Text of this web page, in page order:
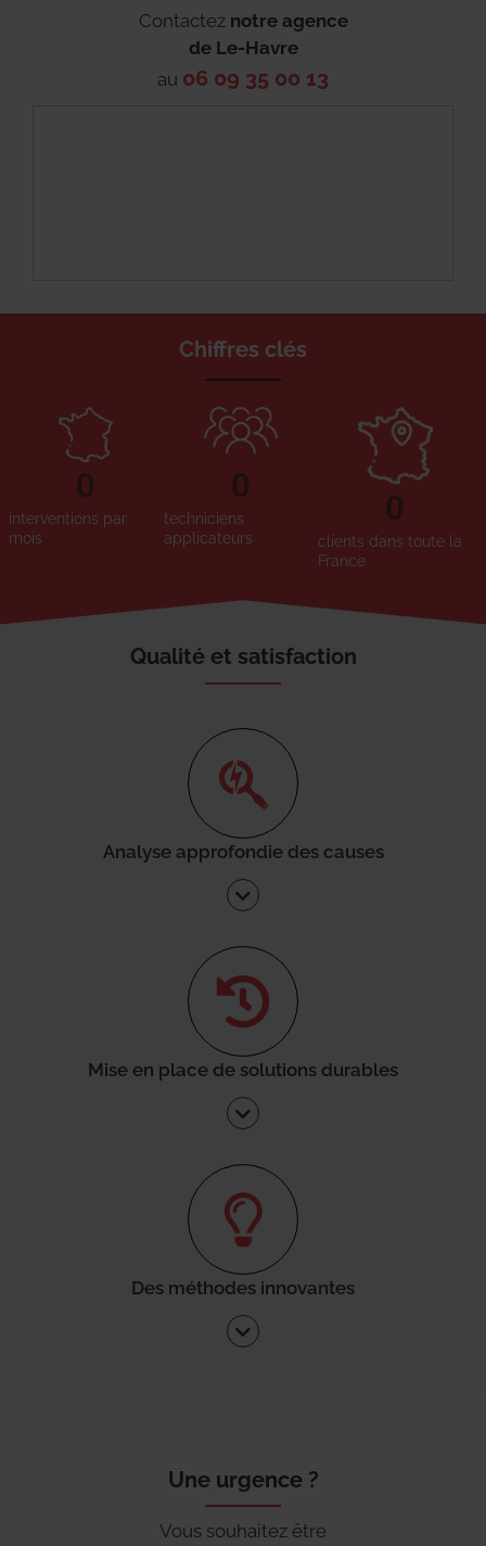
Contactez notre agence
de Le-Havre
au 06 09 35 00 13
Chiffres clés
interventions par
mois
0
techniciens
applicateurs
0
clients dans toute la
France
0
Qualité et satisfaction
Analyse approfondie des causes
Mise en place de solutions durables
Des méthodes innovantes
Une urgence ?
Vous souhaitez être